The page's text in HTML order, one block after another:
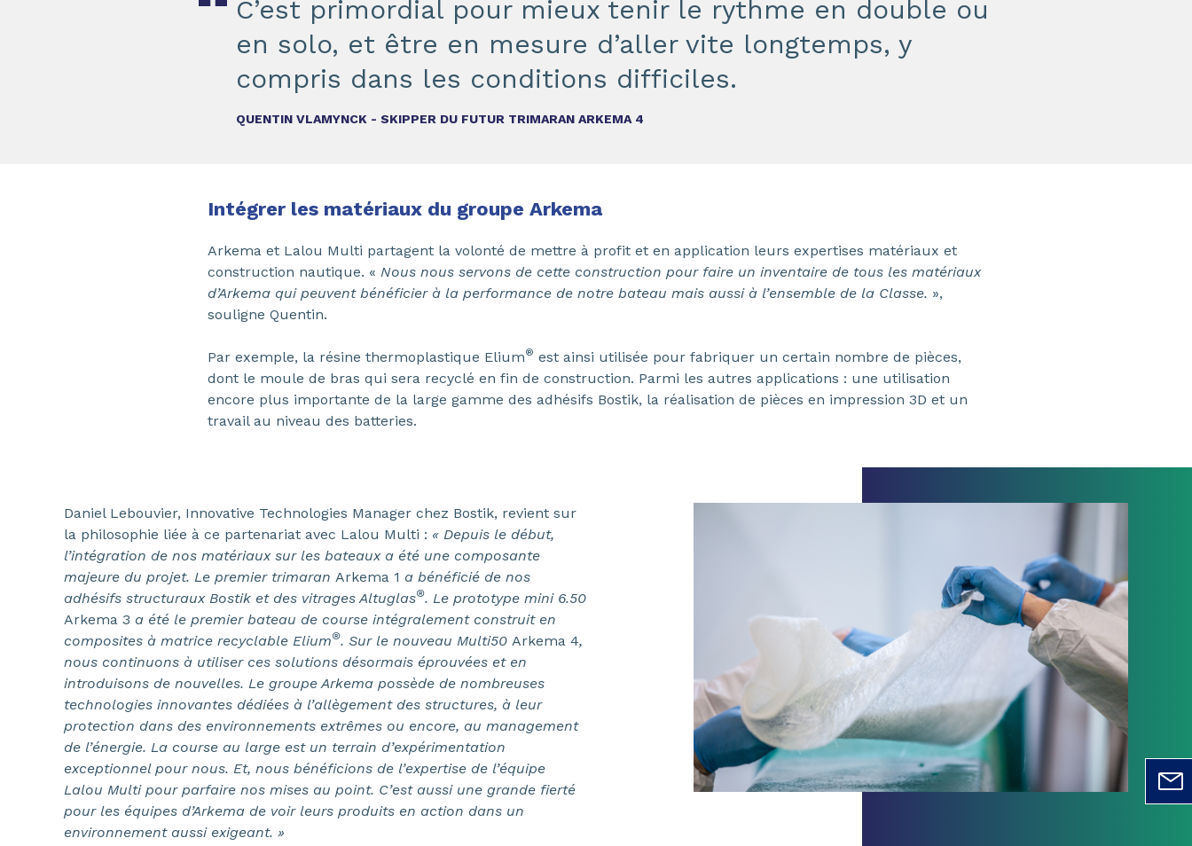
C’est primordial pour mieux tenir le rythme en double ou
en solo, et être en mesure d’aller vite longtemps, y
compris dans les conditions difficiles.
QUENTIN VLAMYNCK - SKIPPER DU FUTUR TRIMARAN ARKEMA 4
Intégrer les matériaux du groupe Arkema
Arkema et Lalou Multi partagent la volonté de mettre à profit et en application leurs expertises matériaux et
construction nautique. « Nous nous servons de cette construction pour faire un inventaire de tous les matériaux
d’Arkema qui peuvent bénéficier à la performance de notre bateau mais aussi à l’ensemble de la Classe. »,
souligne Quentin.
Par exemple, la résine thermoplastique Elium® est ainsi utilisée pour fabriquer un certain nombre de pièces,
dont le moule de bras qui sera recyclé en fin de construction. Parmi les autres applications : une utilisation
encore plus importante de la large gamme des adhésifs Bostik, la réalisation de pièces en impression 3D et un
travail au niveau des batteries.
Daniel Lebouvier, Innovative Technologies Manager chez Bostik, revient sur
la philosophie liée à ce partenariat avec Lalou Multi : « Depuis le début,
l’intégration de nos matériaux sur les bateaux a été une composante
majeure du projet. Le premier trimaran Arkema 1 a bénéficié de nos
adhésifs structuraux Bostik et des vitrages Altuglas®. Le prototype mini 6.50
Arkema 3 a été le premier bateau de course intégralement construit en
composites à matrice recyclable Elium®. Sur le nouveau Multi50 Arkema 4,
nous continuons à utiliser ces solutions désormais éprouvées et en
introduisons de nouvelles. Le groupe Arkema possède de nombreuses
technologies innovantes dédiées à l’allègement des structures, à leur
protection dans des environnements extrêmes ou encore, au management
de l’énergie. La course au large est un terrain d’expérimentation
exceptionnel pour nous. Et, nous bénéficions de l’expertise de l’équipe
Lalou Multi pour parfaire nos mises au point. C’est aussi une grande fierté
pour les équipes d’Arkema de voir leurs produits en action dans un
environnement aussi exigeant. »